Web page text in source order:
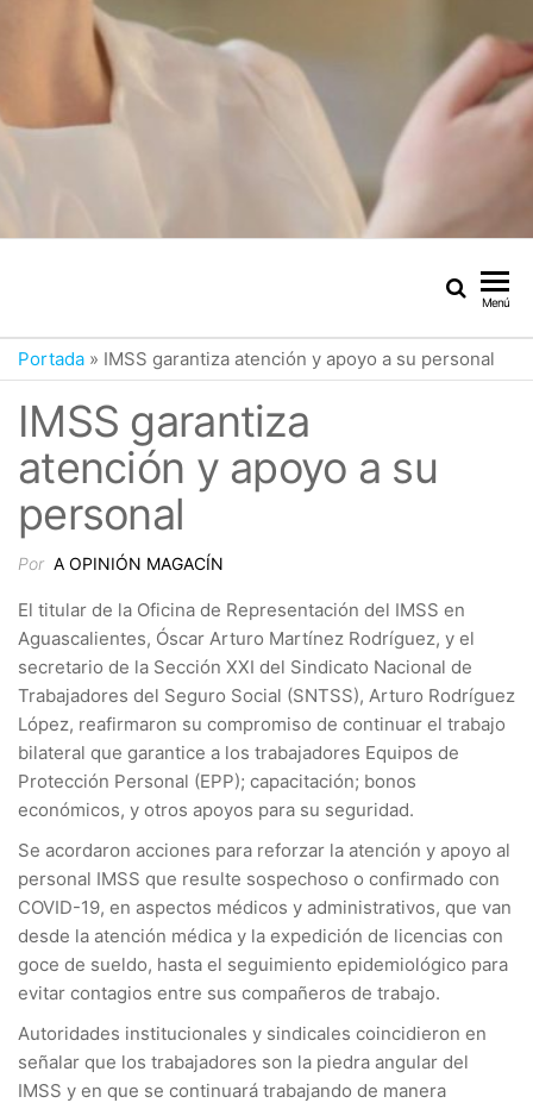
Menú
Portada » IMSS garantiza atención y apoyo a su personal
IMSS garantiza
atención y apoyo a su
personal
Por A OPINIÓN MAGACÍN
El titular de la Oficina de Representación del IMSS en
Aguascalientes, Óscar Arturo Martínez Rodríguez, y el
secretario de la Sección XXI del Sindicato Nacional de
Trabajadores del Seguro Social (SNTSS), Arturo Rodríguez
López, reafirmaron su compromiso de continuar el trabajo
bilateral que garantice a los trabajadores Equipos de
Protección Personal (EPP); capacitación; bonos
económicos, y otros apoyos para su seguridad.
Se acordaron acciones para reforzar la atención y apoyo al
personal IMSS que resulte sospechoso o confirmado con
COVID-19, en aspectos médicos y administrativos, que van
desde la atención médica y la expedición de licencias con
goce de sueldo, hasta el seguimiento epidemiológico para
evitar contagios entre sus compañeros de trabajo.
Autoridades institucionales y sindicales coincidieron en
señalar que los trabajadores son la piedra angular del
IMSS y en que se continuará trabajando de manera